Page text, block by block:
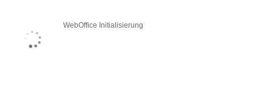
WebOffice Initialisierung